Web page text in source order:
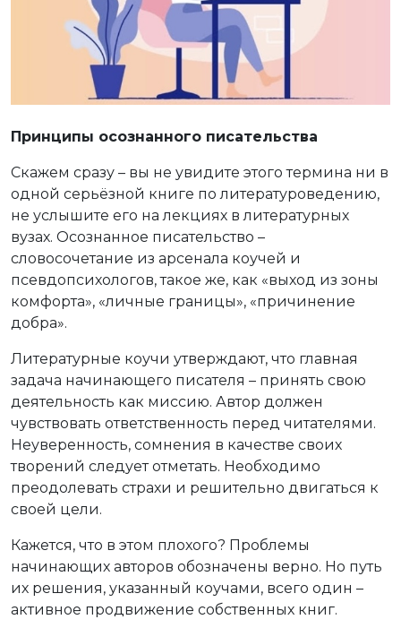
Принципы осознанного писательства
Скажем сразу – вы не увидите этого термина ни в
одной серьёзной книге по литературоведению,
не услышите его на лекциях в литературных
вузах. Осознанное писательство –
словосочетание из арсенала коучей и
псевдопсихологов, такое же, как «выход из зоны
комфорта», «личные границы», «причинение
добра».
Литературные коучи утверждают, что главная
задача начинающего писателя – принять свою
деятельность как миссию. Автор должен
чувствовать ответственность перед читателями.
Неуверенность, сомнения в качестве своих
творений следует отметать. Необходимо
преодолевать страхи и решительно двигаться к
своей цели.
Кажется, что в этом плохого? Проблемы
начинающих авторов обозначены верно. Но путь
их решения, указанный коучами, всего один –
активное продвижение собственных книг.